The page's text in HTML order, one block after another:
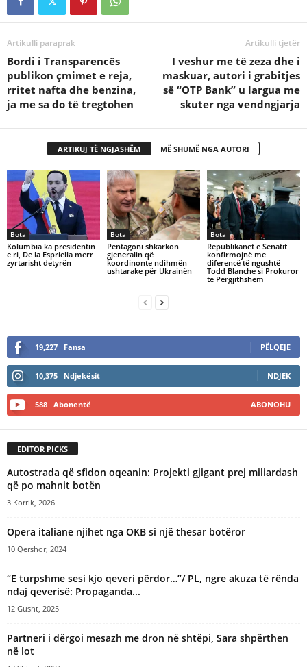
Artikulli paraprak
Bordi i Transparencës
publikon çmimet e reja,
rritet nafta dhe benzina,
ja me sa do të tregtohen
Artikulli tjetër
I veshur me të zeza dhe i
maskuar, autori i grabitjes
së “OTP Bank” u largua me
skuter nga vendngjarja
ARTIKUJ TË NGJASHËM MË SHUMË NGA AUTORI
Bota
Kolumbia ka presidentin
e ri, De la Espriella merr
zyrtarisht detyrën
Bota
Pentagoni shkarkon
gjeneralin që
koordinonte ndihmën
ushtarake për Ukrainën
Bota
Republikanët e Senatit
konfirmojnë me
diferencë të ngushtë
Todd Blanche si Prokuror
të Përgjithshëm
19,227 Fansa PËLQEJE
10,375 Ndjekësit NDJEK
588 Abonentë ABONOHU
EDITOR PICKS
Autostrada që sfidon oqeanin: Projekti gjigant prej miliardash
që po mahnit botën
3 Korrik, 2026
Opera italiane njihet nga OKB si një thesar botëror
10 Qershor, 2024
“E turpshme sesi kjo qeveri përdor…”/ PL, ngre akuza të rënda
ndaj qeverisë: Propaganda...
12 Gusht, 2025
Partneri i dërgoi mesazh me dron në shtëpi, Sara shpërthen
në lot